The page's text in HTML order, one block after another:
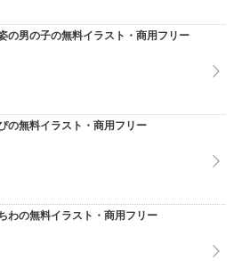
の男の子の無料イラスト・商用フリー
の無料イラスト・商用フリー
わの無料イラスト・商用フリー